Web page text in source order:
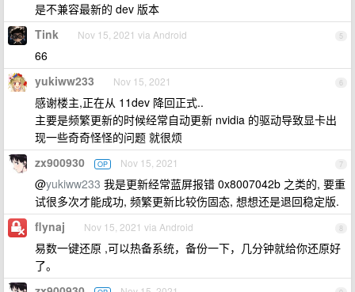
是不兼容最新的 dev 版本
5
Tink Nov 15, 2021 via Android
66
6
yukiww233 Nov 15, 2021
感谢楼主,正在从 11dev 降回正式..
主要是频繁更新的时候经常自动更新 nvidia 的驱动导致显卡出
现一些奇奇怪怪的问题 就很烦
7
zx900930 OP Nov 15, 2021
@yukiww233 我是更新经常蓝屏报错 0x8007042b 之类的, 要重
试很多次才能成功, 频繁更新比较伤固态, 想想还是退回稳定版.
8
flynaj Nov 15, 2021 via Android
易数一键还原 ,可以热备系统，备份一下，几分钟就给你还原好
了。